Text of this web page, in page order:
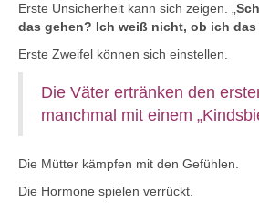
Erste Unsicherheit kann sich zeigen. „
das gehen? Ich weiß nicht, ob ich das
Erste Zweifel können sich einstellen.
Die Väter ertränken den
manchmal mit einem
Die Mütter kämpfen mit den Gefühlen.
Die Hormone spielen verrückt.